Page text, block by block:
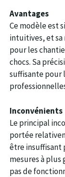
Avantages
Ce modèle est
intuitives, et sa
pour les
chocs. Sa
suffisante pour
Inconvénients
Le principal
portée
être insuffisant
mesures à plus
pas de